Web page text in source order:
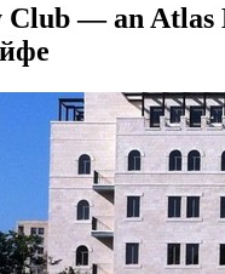
Club — an Atlas